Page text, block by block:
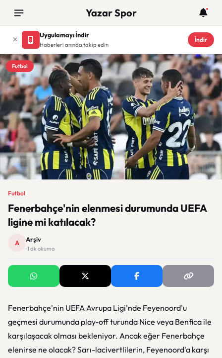
Yazar Spor
Uygulamayı İndir
Haberleri anında takip edin
İndir
Futbol
Futbol
Fenerbahçe'nin elenmesi durumunda UEFA
ligine mi katılacak?
A Arşiv
· 1 dk okuma
Fenerbahçe'nin UEFA Avrupa Ligi'nde Feyenoord'u
geçmesi durumunda play-off turunda Nice veya Benfica ile
karşılaşacak olması bekleniyor. Ancak eğer Fenerbahçe
elenirse ne olacak? Sarı-lacivertlilerin, Feyenoord'a karşı